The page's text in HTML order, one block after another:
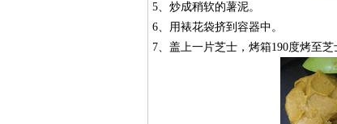
5、炒成稍软的薯泥。
6、用裱花袋挤到容器中。
7、盖上一片芝士，烤箱190度烤至